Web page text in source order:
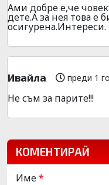
Ами добре е,че
дете.А за нея това е
осигурена.Интереси.
Ивайла преди 1
Не съм за парите!!!
КОМЕНТИРАЙ
Име*